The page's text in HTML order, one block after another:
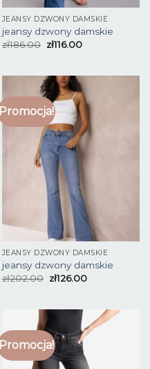
JEANSY DZWONY DAMSKIE
jeansy dzwony damskie
zł186.00 zł116.00
Promocja!
JEANSY DZWONY DAMSKIE
jeansy dzwony damskie
zł202.00 zł126.00
Promocja!